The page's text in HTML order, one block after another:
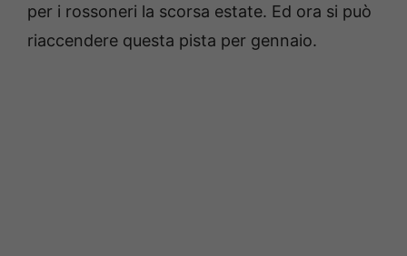
per i rossoneri la scorsa estate. Ed ora si può
riaccendere questa pista per gennaio.